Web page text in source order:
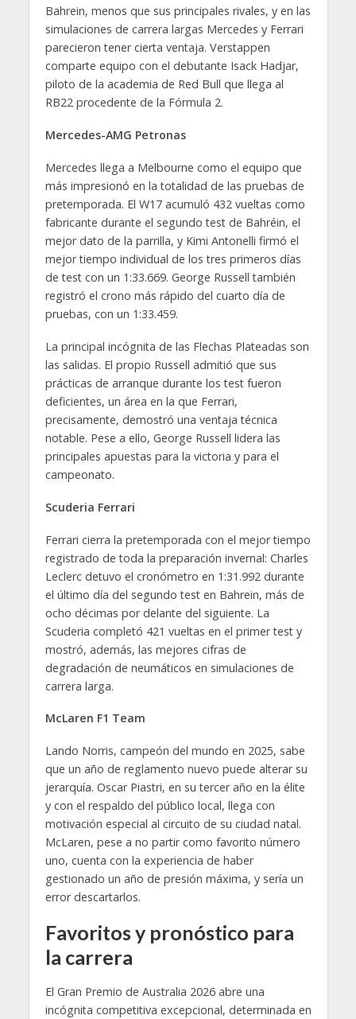
Bahrein, menos que sus principales rivales, y en las
simulaciones de carrera largas Mercedes y Ferrari
parecieron tener cierta ventaja. Verstappen
comparte equipo con el debutante Isack Hadjar,
piloto de la academia de Red Bull que llega al
RB22 procedente de la Fórmula 2.
Mercedes-AMG Petronas
Mercedes llega a Melbourne como el equipo que
más impresionó en la totalidad de las pruebas de
pretemporada. El W17 acumuló 432 vueltas como
fabricante durante el segundo test de Bahréin, el
mejor dato de la parrilla, y Kimi Antonelli firmó el
mejor tiempo individual de los tres primeros días
de test con un 1:33.669. George Russell también
registró el crono más rápido del cuarto día de
pruebas, con un 1:33.459.
La principal incógnita de las Flechas Plateadas son
las salidas. El propio Russell admitió que sus
prácticas de arranque durante los test fueron
deficientes, un área en la que Ferrari,
precisamente, demostró una ventaja técnica
notable. Pese a ello, George Russell lidera las
principales apuestas para la victoria y para el
campeonato.
Scuderia Ferrari
Ferrari cierra la pretemporada con el mejor tiempo
registrado de toda la preparación invernal: Charles
Leclerc detuvo el cronómetro en 1:31.992 durante
el último día del segundo test en Bahrein, más de
ocho décimas por delante del siguiente. La
Scuderia completó 421 vueltas en el primer test y
mostró, además, las mejores cifras de
degradación de neumáticos en simulaciones de
carrera larga.
McLaren F1 Team
Lando Norris, campeón del mundo en 2025, sabe
que un año de reglamento nuevo puede alterar su
jerarquía. Oscar Piastri, en su tercer año en la élite
y con el respaldo del público local, llega con
motivación especial al circuito de su ciudad natal.
McLaren, pese a no partir como favorito número
uno, cuenta con la experiencia de haber
gestionado un año de presión máxima, y sería un
error descartarlos.
Favoritos y pronóstico para
la carrera
El Gran Premio de Australia 2026 abre una
incógnita competitiva excepcional, determinada en